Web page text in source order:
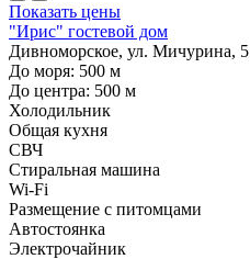
Показать цены
"Ирис" гостевой дом
Дивноморское, ул. Мичурина, 5
До моря: 500 м
До центра: 500 м
Холодильник
Общая кухня
СВЧ
Стиральная машина
Wi-Fi
Размещение с питомцами
Автостоянка
Электрочайник